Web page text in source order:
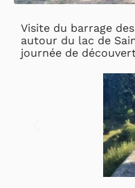
Visite du barrage
autour du lac de
journée de